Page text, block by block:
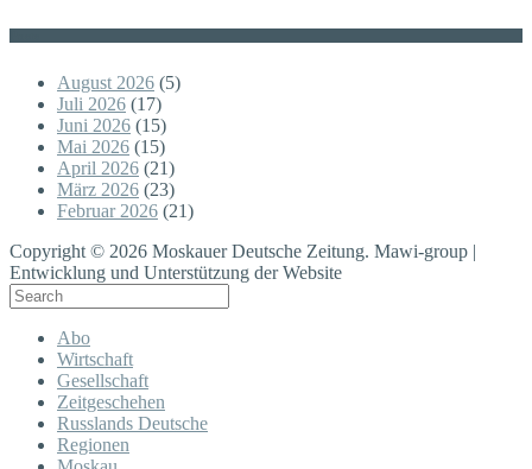
August 2026 (5)
Juli 2026 (17)
Juni 2026 (15)
Mai 2026 (15)
April 2026 (21)
März 2026 (23)
Februar 2026 (21)
Copyright © 2026 Moskauer Deutsche Zeitung. Mawi-group |
Entwicklung und Unterstützung der Website
Abo
Wirtschaft
Gesellschaft
Zeitgeschehen
Russlands Deutsche
Regionen